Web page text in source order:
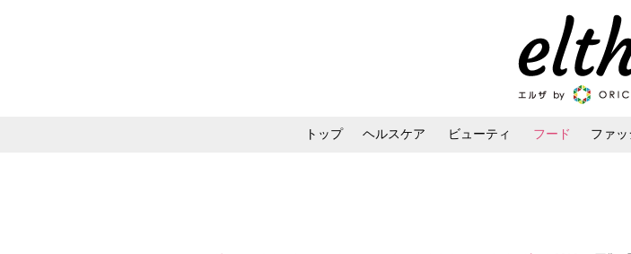
トップ ヘルスケア ビューティ フード ファ